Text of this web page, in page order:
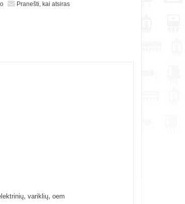
Pranešti, kai atsiras
, variklių, oem